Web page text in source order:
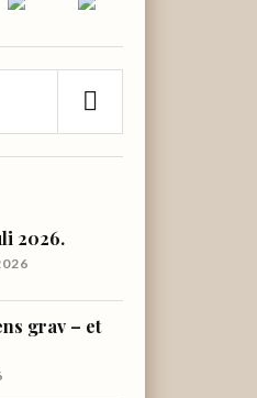
2026.
grav – et